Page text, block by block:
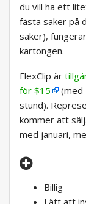
du vill ha ett
fästa saker på
saker),
kartongen.
FlexClip är
för $15
(med
stund).
kommer att
med januari,
Billig